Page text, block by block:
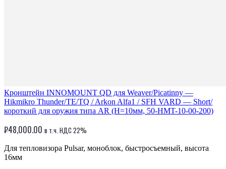
Кронштейн INNOMOUNT QD для Weaver/Picatinny —
Hikmikro Thunder/TE/TQ / Arkon Alfa1 / SFH VARD — Short/
короткий для оружия типа AR (H=10мм, 50-HMT-10-00-200)
₽48,000.00 в т.ч. НДС 22%
Для тепловизора Pulsar, моноблок, быстросъемный, высота
16мм